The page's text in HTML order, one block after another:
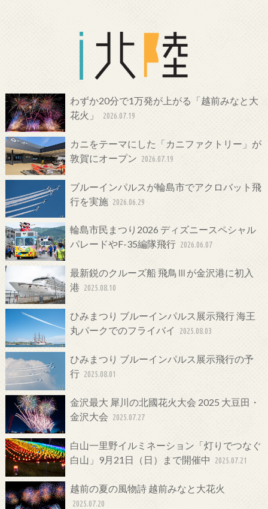
わずか20分で1万発が上がる「越前みなと大
花火」
2026.07.19
カニをテーマにした「カニファクトリー」が
敦賀にオープン 2026.07.19
ブルーインパルスが輪島市でアクロバット飛
行を実施 2026.06.29
輪島市民まつり2026 ディズニースペシャル
パレードやF-35編隊飛行 2026.06.07
最新鋭のクルーズ船 飛鳥Ⅲが金沢港に初入
港 2025.08.10
ひみまつり ブルーインパルス展示飛行 海王
丸パークでのフライバイ
2025.08.03
ひみまつり ブルーインパルス展示飛行の予
行 2025.08.01
金沢最大 犀川の北國花火大会 2025 大豆田・
金沢大会 2025.07.27
白山一里野イルミネーション「灯りでつなぐ
白山」9月21日（日）まで開催中
2025.07.21
越前の夏の風物詩 越前みなと大花火
2025.07.20